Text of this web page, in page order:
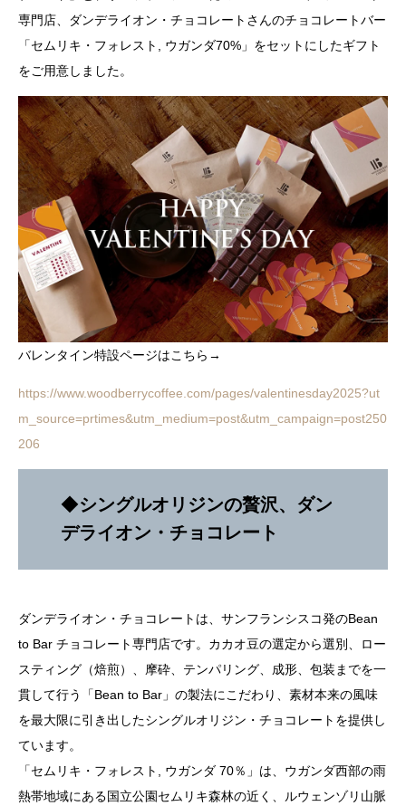
専門店、ダンデライオン・チョコレートさんのチョコレートバー
「セムリキ・フォレスト, ウガンダ70%」をセットにしたギフト
をご用意しました。
バレンタイン特設ページはこちら→
https://www.woodberrycoffee.com/pages/valentinesday2025?ut
m_source=prtimes&utm_medium=post&utm_campaign=post250
206
◆シングルオリジンの贅沢、ダン
デライオン・チョコレート
ダンデライオン・チョコレートは、サンフランシスコ発のBean
to Bar チョコレート専門店です。カカオ豆の選定から選別、ロー
スティング（焙煎）、摩砕、テンパリング、成形、包装までを一
貫して行う「Bean to Bar」の製法にこだわり、素材本来の風味
を最大限に引き出したシングルオリジン・チョコレートを提供し
ています。
「セムリキ・フォレスト, ウガンダ 70％」は、ウガンダ西部の雨
熱帯地域にある国立公園セムリキ森林の近く、ルウェンゾリ山脈